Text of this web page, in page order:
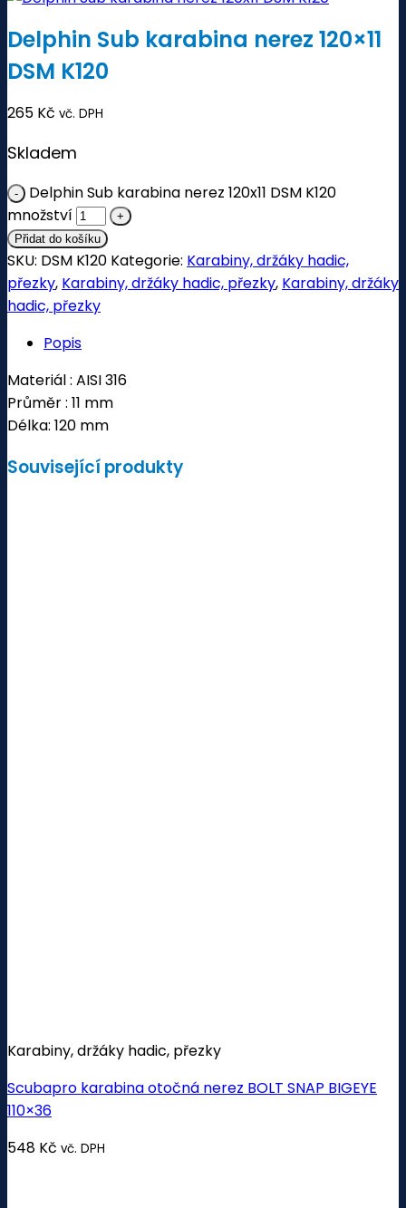
Delphin Sub karabina nerez 120×11
DSM K120
265 Kč vč. DPH
Skladem
Delphin Sub karabina nerez 120x11 DSM K120
množství
Přidat do košíku
SKU: DSM K120 Kategorie: Karabiny, držáky hadic,
přezky, Karabiny, držáky hadic, přezky, Karabiny, držáky
hadic, přezky
Popis
Materiál : AISI 316
Průměr : 11 mm
Délka: 120 mm
Související produkty
Karabiny, držáky hadic, přezky
Scubapro karabina otočná nerez BOLT SNAP BIGEYE
110×36
548 Kč vč. DPH